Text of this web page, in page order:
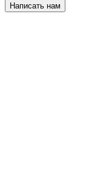
Написать нам